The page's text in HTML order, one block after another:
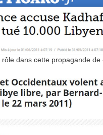
rôle dans cette propagande de